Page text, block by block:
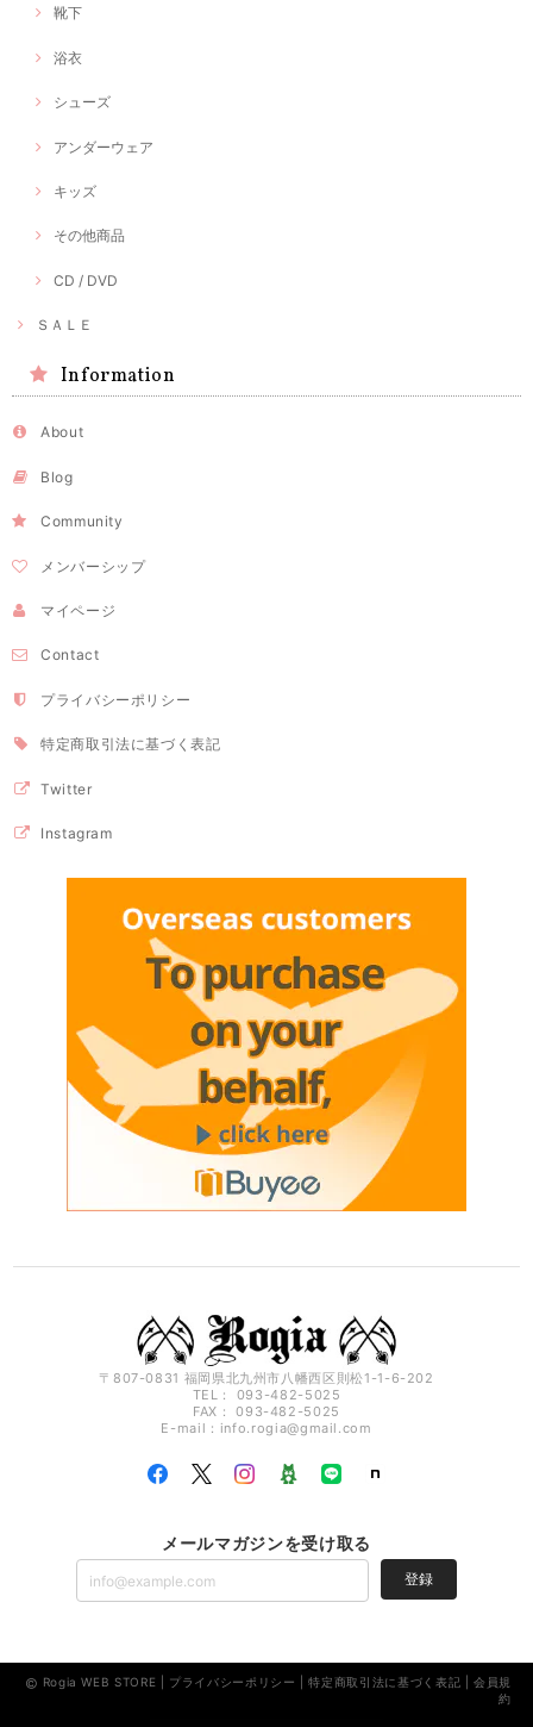
靴下
浴衣
シューズ
アンダーウェア
キッズ
その他商品
CD / DVD
ＳＡＬＥ
Information
About
Blog
Community
メンバーシップ
マイページ
Contact
プライバシーポリシー
特定商取引法に基づく表記
Twitter
Instagram
〒807-0831 福岡県北九州市八幡西区則松1-1-6-202
TEL： 093-482-5025
FAX： 093-482-5025
E-mail： info.rogia@gmail.com
メールマガジンを受け取る
登録
Rogia WEB STORE | プライバシーポリシー |特定商取引法に基づく表記 |会員規
約